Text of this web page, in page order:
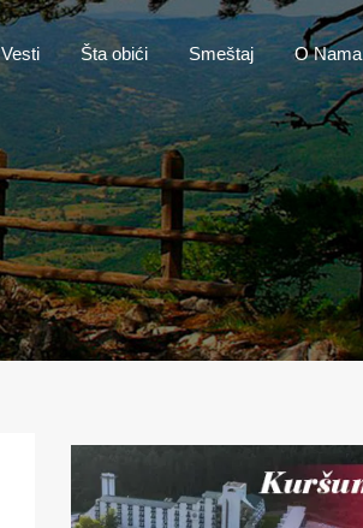
Turist info Vesti Šta obići Smeštaj
Vesti Šta obići Smeštaj O Nama